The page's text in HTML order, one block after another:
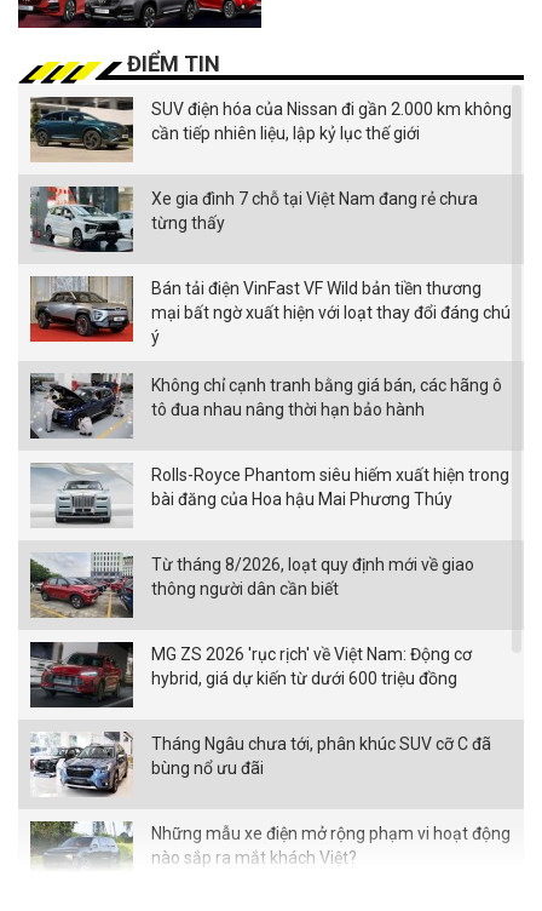
ĐIỂM TIN
SUV điện hóa của Nissan đi gần 2.000 km không
cần tiếp nhiên liệu, lập kỷ lục thế giới
Xe gia đình 7 chỗ tại Việt Nam đang rẻ chưa
từng thấy
Bán tải điện VinFast VF Wild bản tiền thương
mại bất ngờ xuất hiện với loạt thay đổi đáng chú
ý
Không chỉ cạnh tranh bằng giá bán, các hãng ô
tô đua nhau nâng thời hạn bảo hành
Rolls-Royce Phantom siêu hiếm xuất hiện trong
bài đăng của Hoa hậu Mai Phương Thúy
Từ tháng 8/2026, loạt quy định mới về giao
thông người dân cần biết
MG ZS 2026 'rục rịch' về Việt Nam: Động cơ
hybrid, giá dự kiến từ dưới 600 triệu đồng
Tháng Ngâu chưa tới, phân khúc SUV cỡ C đã
bùng nổ ưu đãi
Những mẫu xe điện mở rộng phạm vi hoạt động
nào sắp ra mắt khách Việt?